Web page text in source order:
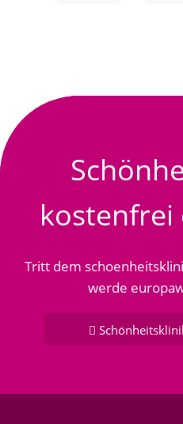
kostenfrei
Tritt dem
werde